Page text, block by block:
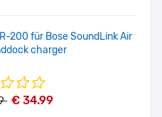
200 für Bose SoundLink Air
charger
€ 34.99